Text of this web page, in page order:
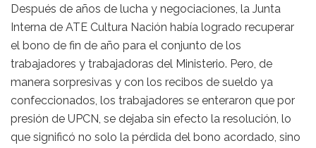
Después de años de lucha y negociaciones, la Junta
Interna de ATE Cultura Nación había logrado recuperar
el bono de fin de año para el conjunto de los
trabajadores y trabajadoras del Ministerio. Pero, de
manera sorpresivas y con los recibos de sueldo ya
confeccionados, los trabajadores se enteraron que por
presión de UPCN, se dejaba sin efecto la resolución, lo
que significó no solo la pérdida del bono acordado, sino